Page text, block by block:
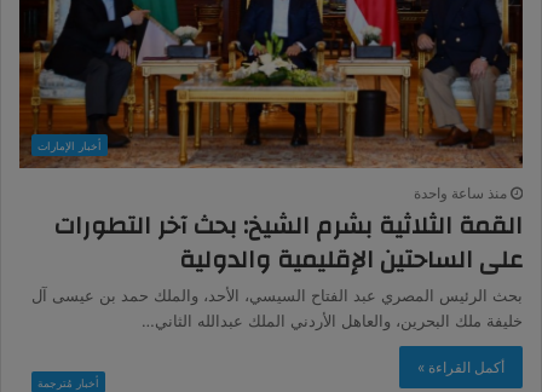
أخبار الإمارات
منذ ساعة واحدة
القمة الثلاثية بشرم الشيخ: بحث آخر التطورات
على الساحتين الإقليمية والدولية
بحث الرئيس المصري عبد الفتاح السيسي، الأحد، والملك حمد بن عيسى آل
خليفة ملك البحرين، والعاهل الأردني الملك عبدالله الثاني…
أكمل القراءة »
أخبار مُترجمة